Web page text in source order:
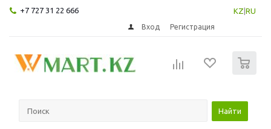
+7 727 31 22 666 KZ RU
Вход Регистрация
Найти